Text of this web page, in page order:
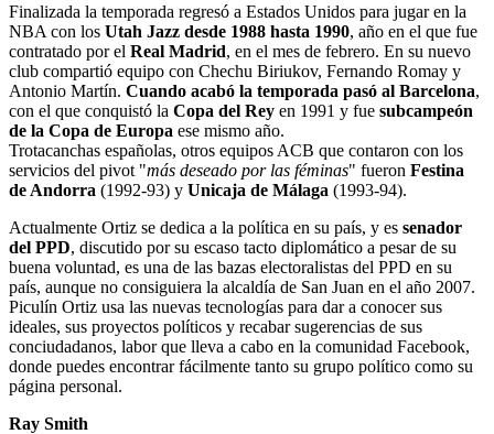
Finalizada la temporada regresó a Estados Unidos para jugar en la
NBA con los Utah Jazz desde 1988 hasta 1990, año en el que fue
contratado por el Real Madrid, en el mes de febrero. En su nuevo
club compartió equipo con Chechu Biriukov, Fernando Romay y
Antonio Martín. Cuando acabó la temporada pasó al Barcelona,
con el que conquistó la Copa del Rey en 1991 y fue subcampeón
de la Copa de Europa ese mismo año.
Trotacanchas españolas, otros equipos ACB que contaron con los
servicios del pivot "más deseado por las féminas" fueron Festina
de Andorra (1992-93) y Unicaja de Málaga (1993-94).
Actualmente Ortiz se dedica a la política en su país, y es senador
del PPD, discutido por su escaso tacto diplomático a pesar de su
buena voluntad, es una de las bazas electoralistas del PPD en su
país, aunque no consiguiera la alcaldía de San Juan en el año 2007.
Piculín Ortiz usa las nuevas tecnologías para dar a conocer sus
ideales, sus proyectos políticos y recabar sugerencias de sus
conciudadanos, labor que lleva a cabo en la comunidad Facebook,
donde puedes encontrar fácilmente tanto su grupo político como su
página personal.
Ray Smith